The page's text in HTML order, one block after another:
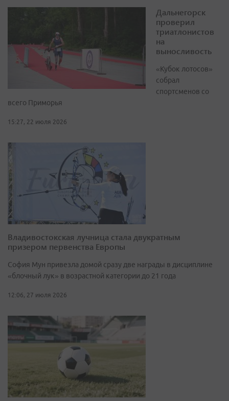
Дальнегорск
проверил
триатлонистов
на
выносливость
«Кубок лотосов»
собрал
спортсменов со
всего Приморья
15:27, 22 июля 2026
Владивостокская лучница стала двукратным
призером первенства Европы
София Мун привезла домой сразу две награды в дисциплине
«блочный лук» в возрастной категории до 21 года
12:06, 27 июля 2026